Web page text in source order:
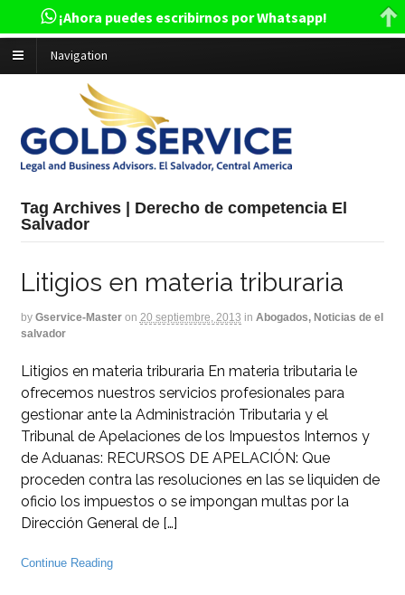
Navigation
Tag Archives | Derecho de competencia El
Salvador
Litigios en materia triburaria
by Gservice-Master on 20 septiembre, 2013 in Abogados, Noticias de el
salvador
Litigios en materia triburaria En materia tributaria le
ofrecemos nuestros servicios profesionales para
gestionar ante la Administración Tributaria y el
Tribunal de Apelaciones de los Impuestos Internos y
de Aduanas: RECURSOS DE APELACIÓN: Que
proceden contra las resoluciones en las se liquiden de
oficio los impuestos o se impongan multas por la
Dirección General de […]
Continue Reading
¡Ahora puedes escribirnos por Whatsapp!